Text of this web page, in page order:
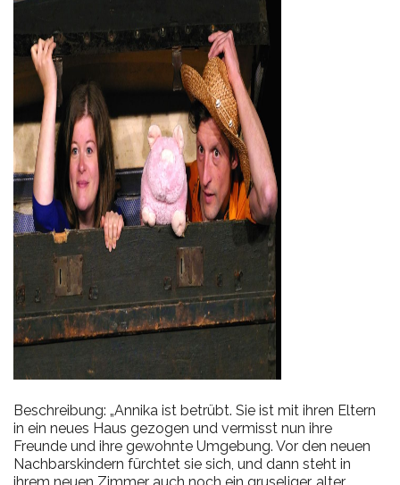
Beschreibung: „Annika ist betrübt. Sie ist mit ihren Eltern
in ein neues Haus gezogen und vermisst nun ihre
Freunde und ihre gewohnte Umgebung. Vor den neuen
Nachbarskindern fürchtet sie sich, und dann steht in